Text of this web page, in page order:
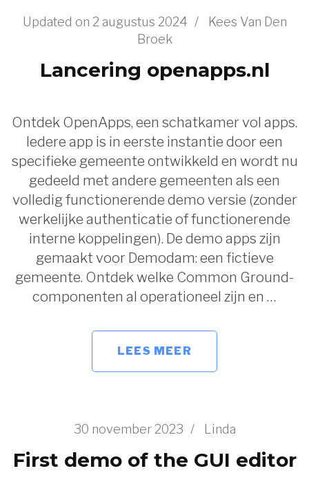
Updated on 2 augustus 2024 /
Kees Van Den
Broek
Lancering openapps.nl
Ontdek OpenApps, een schatkamer vol apps.
Iedere app is in eerste instantie door een
specifieke gemeente ontwikkeld en wordt nu
gedeeld met andere gemeenten als een
volledig functionerende demo versie (zonder
werkelijke authenticatie of functionerende
interne koppelingen). De demo apps zijn
gemaakt voor Demodam: een fictieve
gemeente. Ontdek welke Common Ground-
componenten al operationeel zijn en …
LEES MEER
30 november 2023 / Linda
First demo of the GUI editor